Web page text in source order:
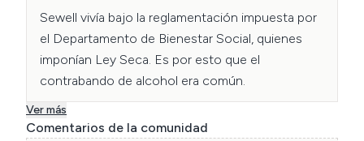
Sewell vivía bajo la reglamentación impuesta por
el Departamento de Bienestar Social, quienes
imponían Ley Seca. Es por esto que el
contrabando de alcohol era común.
Ver más
Comentarios de la comunidad